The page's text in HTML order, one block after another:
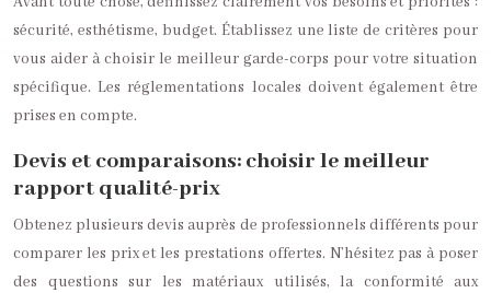
sécurité, esthétisme, budget. Établissez une liste de critères pour
vous aider à choisir le meilleur garde-corps pour votre situation
spécifique. Les réglementations locales doivent également être
prises en compte.
Devis et comparaisons: choisir le meilleur
rapport qualité-prix
Obtenez plusieurs devis auprès de professionnels différents pour
comparer les prix et les prestations offertes. N’hésitez pas à poser
des questions sur les matériaux utilisés, la conformité aux